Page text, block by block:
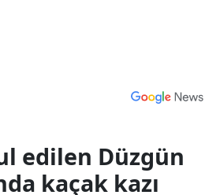
edilen Düzgün
kaçak kazı